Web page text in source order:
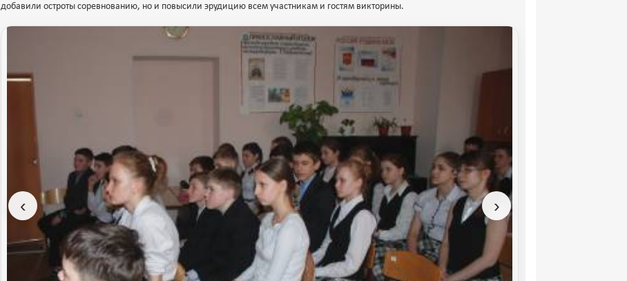
добавили остроты соревнованию, но и повысили эрудицию всем участникам и гостям викторины.
‹ ›